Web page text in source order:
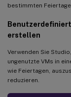
bestimmten
erstellen
Verwenden Sie
ungenutzte VMs in
wie Feiertagen,
reduzieren.